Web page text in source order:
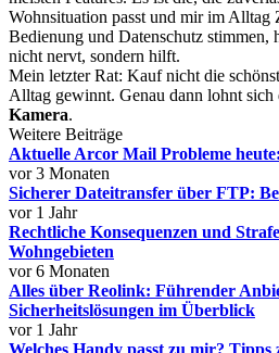
Wohnsituation passt und mir im Alltag
Bedienung und Datenschutz stimmen,
nicht nervt, sondern hilft.
Mein letzter Rat: Kauf nicht die
Alltag gewinnt. Genau dann lohnt sich
Kamera.
Weitere Beiträge
Aktuelle Arcor Mail Probleme
vor 3 Monaten
Sicherer Dateitransfer über FTP:
vor 1 Jahr
Rechtliche Konsequenzen und
Wohngebieten
vor 6 Monaten
Alles über Reolink: Führender
Sicherheitslösungen im Überblick
vor 1 Jahr
Welches Handy passt zu mir? Tipps